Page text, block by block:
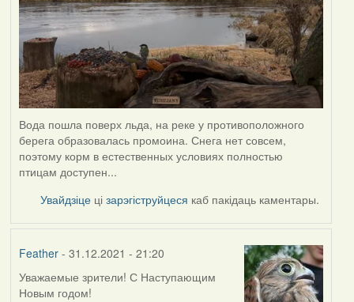
Вода пошла поверх льда, на реке у противоположного
берега образовалась промоина. Снега нет совсем,
поэтому корм в естественных условиях полностью
птицам доступен...
Увайдзіце цізарэгіструйцеся каб пакідаць каментары.
Feather- 31.12.2021 - 21:20
Уважаемые зрители! С Наступающим
Новым годом!